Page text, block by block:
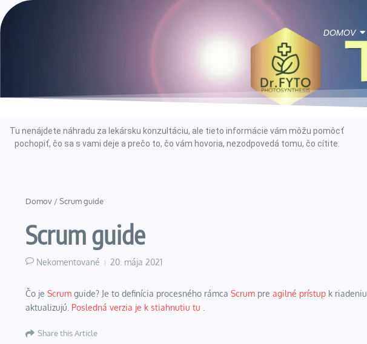
DOMOV
Tu nenájdete náhradu za lekársku konzultáciu, ale tieto informácie vám môžu pomôcť
pochopiť, čo sa s vami deje a prečo to, čo vám hovoria, nezodpovedá tomu, čo cítite.
Domov /Scrum guide
Scrum guide
Nekomentované 20. mája 2021
Čo je Scrum guide? Je to definícia procesného rámca Scrum pre agilné prístup k riadeniu
aktualizujú. Posledná verzia je k stiahnutiu tu
Share this Article